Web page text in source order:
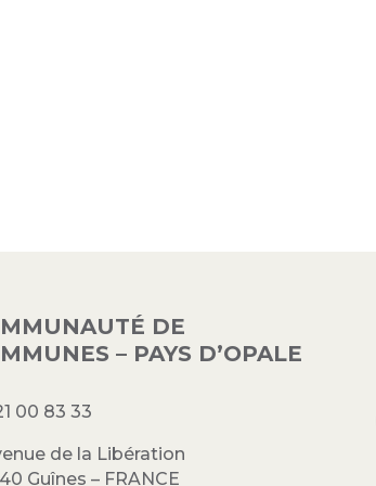
DE
– PAYS D’OPALE
00 83 33
de la Libération
Guînes – FRANCE